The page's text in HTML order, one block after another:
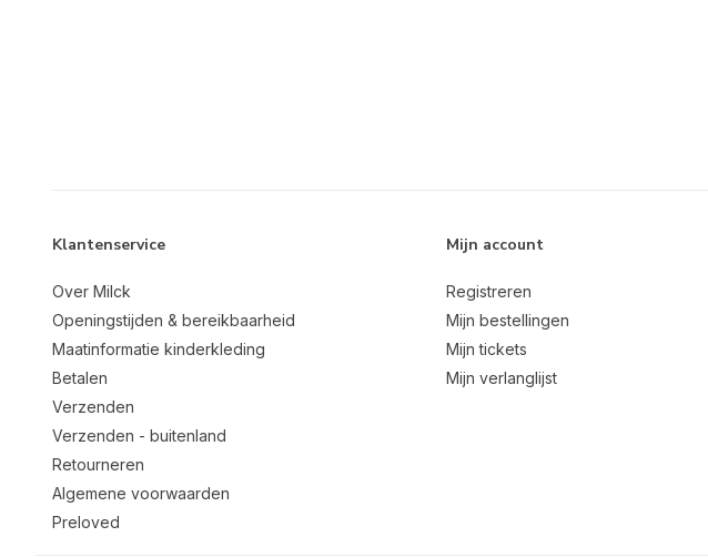
Klantenservice
Over Milck
Openingstijden & bereikbaarheid
Maatinformatie kinderkleding
Betalen
Verzenden
Verzenden - buitenland
Retourneren
Algemene voorwaarden
Preloved
Mijn account
Registreren
Mijn bestellingen
Mijn tickets
Mijn verlanglijst